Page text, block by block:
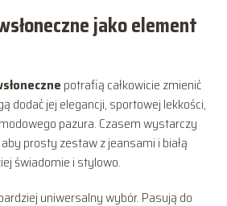
jako element
potrafią całkowicie zmienić
dodać jej elegancji, sportowej lekkości,
pazura. Czasem wystarczy
prosty zestaw z jeansami i białą
świadomie i stylowo.
uniwersalny wybór. Pasują do